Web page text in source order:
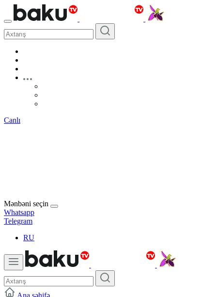
Canlı
Mənbəni seçin
Whatsapp
Telegram
RU
Ana səhifə